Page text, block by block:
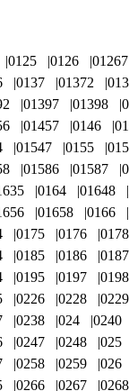
0125 0126 01267
0137 01372
01397 01398
01457 0146
01547 0155
01586 01587
0164 01648
01658 0166
0175 0176 0178
0185 0186 0187
0195 0197 0198
0226 0228 0229
0238 024 0240
0247 0248 025
0258 0259 026
0266 0267 0268